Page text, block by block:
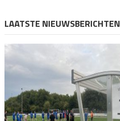
LAATSTE NIEUWSBERICHTEN